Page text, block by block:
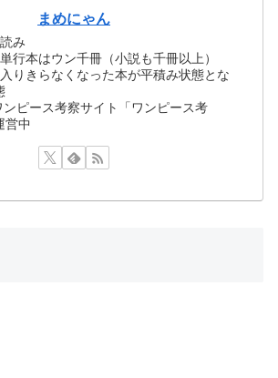
まめにゃん
み
行本はウン千冊（小説も千冊以上）
りきらなくなった本が平積み状態とな
ピース考察サイト「ワンピース考
営中